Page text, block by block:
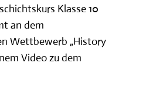
Klasse 10
an dem
Wettbewerb „History
Video zu dem